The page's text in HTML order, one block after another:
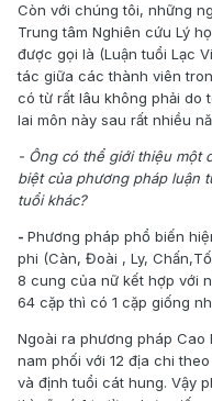
Còn với chúng tôi, những
Trung tâm Nghiên cứu Lý
được gọi là (Luận tuổi Lạc
tác giữa các thành viên
có từ rất lâu không phải do
lai môn này sau rất nhiều
- Ông có thể giới thiệu một
biệt của phương pháp luận
tuổi khác?
- Phương pháp phổ biến
phi (Càn, Đoài , Ly,
8 cung của nữ kết hợp với
64 cặp thì có 1 cặp giống
Ngoài ra phương pháp Cao
nam phối với 12 địa chi
và định tuổi cát hung. Vậy